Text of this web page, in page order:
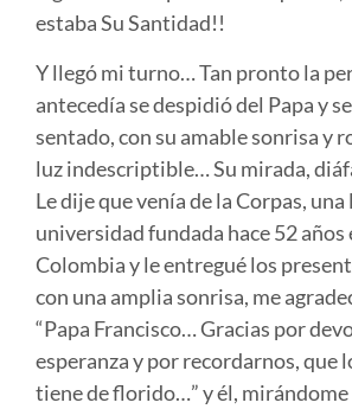
estaba Su Santidad!!
Y llegó mi turno… Tan pronto la
antecedía se despidió del Papa y
sentado, con su amable sonrisa y
luz indescriptible… Su mirada,
Le dije que venía de la Corpas, una
universidad fundada hace 52 años
Colombia y le entregué los
con una amplia sonrisa, me
“Papa Francisco… Gracias por
esperanza y por recordarnos, que
tiene de florido…” y él, mirándome